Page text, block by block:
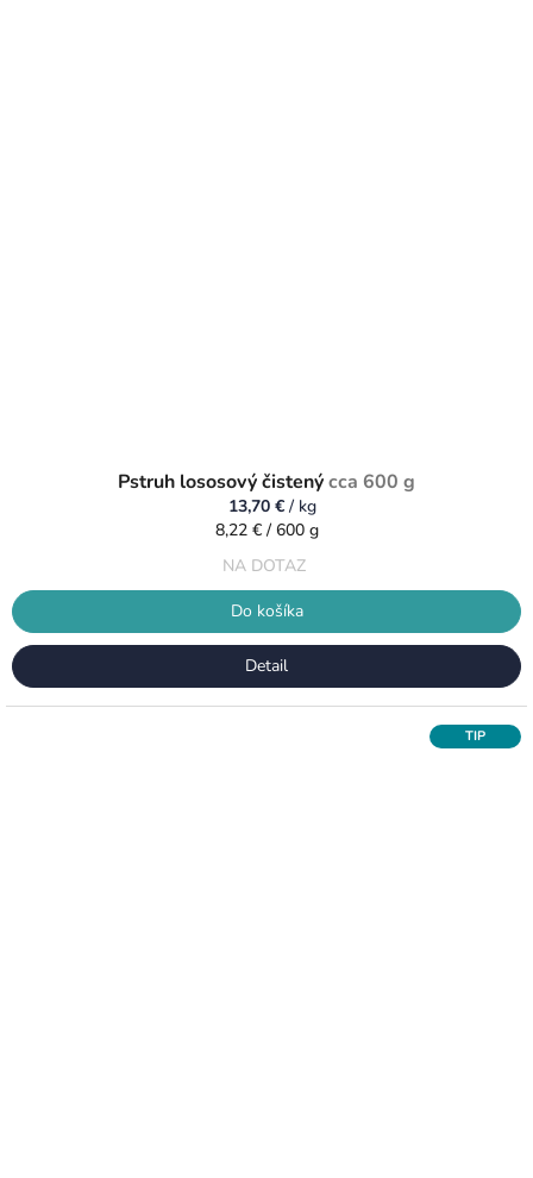
Pstruh lososový čistenýcca 600 g
13,70 € / kg
Jednotková
8,22 € / 600 g
NA DOTAZ
Do košíka
Detail
TIP